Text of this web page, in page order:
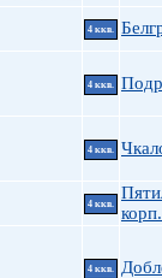
4 ккв.
4 ккв.
4 ккв.
4 ккв.
4 ккв.